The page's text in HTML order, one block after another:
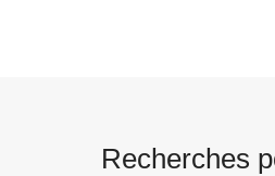
Recherches